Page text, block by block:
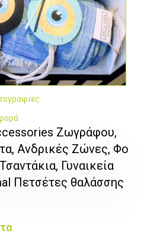
Ζωγράφου,
Ανδρικές Ζώνες, Φο
Γυναικεία
Πετσέτες θαλάσσης